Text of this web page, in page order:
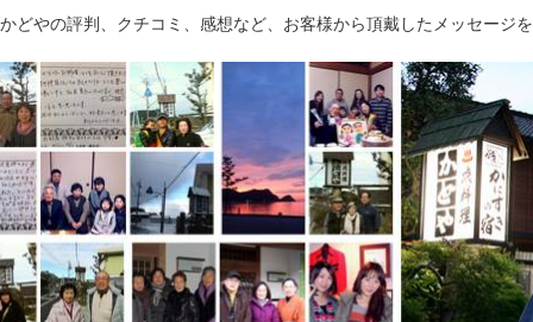
どやの評判、クチコミ、感想など、お客様から頂戴したメッセージ